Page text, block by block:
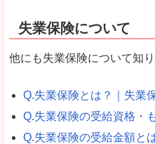
失業保険について
他にも失業保険について知り
Q.失業保険とは？｜失業
Q.失業保険の受給資格・
Q.失業保険の受給金額と